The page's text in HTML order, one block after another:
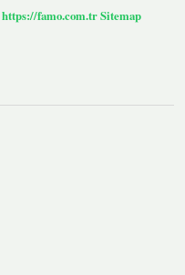
https://famo.com.trSitemap